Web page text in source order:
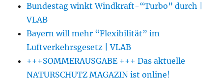
Bundestag winkt Windkraft-“Turbo” durch |
VLAB
Bayern will mehr “Flexibilität” im
Luftverkehrsgesetz | VLAB
+++SOMMERAUSGABE +++ Das aktuelle
NATURSCHUTZ MAGAZIN ist online!